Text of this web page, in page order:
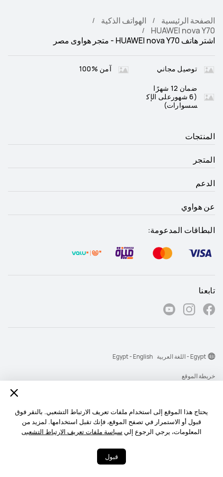
يحتاج هذا الموقع إلى استخدام ملفات تعريف الارتباط التشعبي. بالنقر فوق
قبول أو الاستمرار في تصفح الموقع، فإنك تقبل استخدامها. لمزيد من
المعلومات، يرجي الرجوع إلي سياسة ملفات تعريف الارتباط التشعبى
قبول
الصفحة الرئيسية
الهواتف الذكية
HUAWEI nova Y70
اشتر هاتف HUAWEI nova Y70 - متجر هواوى مصر
توصيل مجاني آمن %100
ضمان 12 شهرًا
(6 شهورعلى الإك
سسوارات)
المنتجات
المتجر
الدعم
عن هواوي
البطاقات المدعومة:
تابعنا
‎©2026 Huawei Device Co., Ltd. All rights reserved.‎
خريطة الموقع
بيان الخصوصية
الكوكيز
Egypt - اللغة العربية Egypt - English